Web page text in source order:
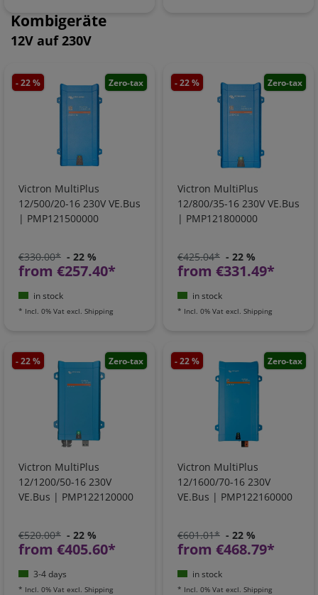
Kombigeräte
12V auf 230V
- 22 % Zero-tax
Victron MultiPlus
12/500/20-16 230V VE.Bus
| PMP121500000
€330.00* - 22 %
from €257.40*
in stock
* Incl. 0% Vat excl. Shipping
- 22 % Zero-tax
Victron MultiPlus
12/800/35-16 230V VE.Bus
| PMP121800000
€425.04* - 22 %
from €331.49*
in stock
* Incl. 0% Vat excl. Shipping
- 22 % Zero-tax
Victron MultiPlus
12/1200/50-16 230V
VE.Bus | PMP122120000
€520.00* - 22 %
from €405.60*
3-4 days
* Incl. 0% Vat excl. Shipping
- 22 % Zero-tax
Victron MultiPlus
12/1600/70-16 230V
VE.Bus | PMP122160000
€601.01* - 22 %
from €468.79*
in stock
* Incl. 0% Vat excl. Shipping